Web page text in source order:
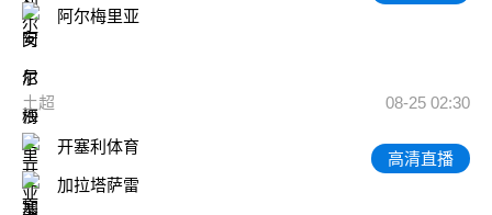
阿尔梅里亚
土超 08-25 02:30
开塞利体育
加拉塔萨雷
高清直播